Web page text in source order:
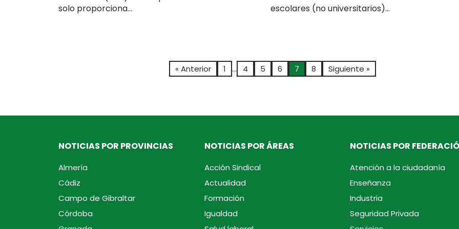
solo proporciona...
escolares (no universitarios)...
« Anterior 1 … 4 5 6 7 8 Siguiente »
NOTICIAS POR PROVINCIAS
Almería
Cádiz
Campo de Gibraltar
Córdoba
NOTICIAS POR ÁREAS
Acción Sindical
Actualidad
Formación
Igualdad
NOTICIAS POR
Atención a la ciudadanía
Enseñanza
Industria
Seguridad Privada